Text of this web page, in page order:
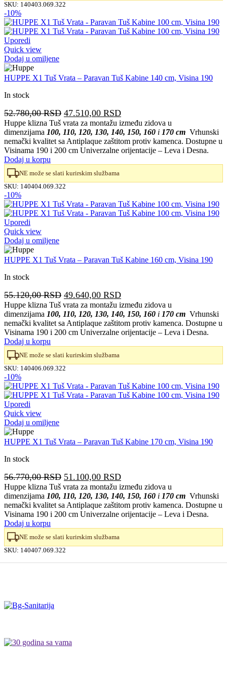
SKU: 140403.069.322
-10%
Uporedi
Quick view
Dodaj u omiljene
HUPPE X1 Tuš Vrata – Paravan Tuš Kabine 140 cm, Visina 190
In stock
52.780,00RSD Originalna
cena
je
bila:
52.780,00 RSD.
47.510,00 RSDTrenutna
cena
je:
47.510,00 RSD.
Huppe klizna Tuš vrata za montažu između zidova u
dimenzijama 100, 110, 120, 130, 140, 150, 160 i 170 cm Vrhunski
nemački kvalitet sa Antiplaque zaštitom protiv kamenca. Dostupne u
Visinama 190 i 200 cm Univerzalne orijentacije – Leva i Desna.
Dodaj u korpu
NE može se slati kurirskim službama
SKU: 140404.069.322
-10%
Uporedi
Quick view
Dodaj u omiljene
HUPPE X1 Tuš Vrata – Paravan Tuš Kabine 160 cm, Visina 190
In stock
55.120,00RSD Originalna
cena
je
bila:
55.120,00 RSD.
49.640,00 RSDTrenutna
cena
je:
49.640,00 RSD.
Huppe klizna Tuš vrata za montažu između zidova u
dimenzijama 100, 110, 120, 130, 140, 150, 160 i 170 cm Vrhunski
nemački kvalitet sa Antiplaque zaštitom protiv kamenca. Dostupne u
Visinama 190 i 200 cm Univerzalne orijentacije – Leva i Desna.
Dodaj u korpu
NE može se slati kurirskim službama
SKU: 140406.069.322
-10%
Uporedi
Quick view
Dodaj u omiljene
HUPPE X1 Tuš Vrata – Paravan Tuš Kabine 170 cm, Visina 190
In stock
56.770,00RSD Originalna
cena
je
bila:
56.770,00 RSD.
51.100,00 RSDTrenutna
cena
je:
51.100,00 RSD.
Huppe klizna Tuš vrata za montažu između zidova u
dimenzijama 100, 110, 120, 130, 140, 150, 160 i 170 cm Vrhunski
nemački kvalitet sa Antiplaque zaštitom protiv kamenca. Dostupne u
Visinama 190 i 200 cm Univerzalne orijentacije – Leva i Desna.
Dodaj u korpu
NE može se slati kurirskim službama
SKU: 140407.069.322